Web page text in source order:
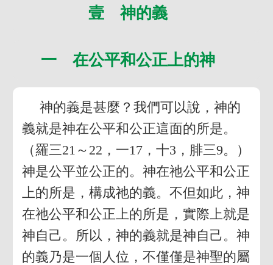
壹 神的義
一 在公平和公正上的神
神的義是甚麼？我們可以說，神的
義就是神在公平和公正這面的所是。
（羅三21～22，一17，十3，腓三9。）
神是公平並公正的。神在祂公平和公正
上的所是，構成祂的義。不但如此，神
在祂公平和公正上的所是，實際上就是
神自己。所以，神的義就是神自己。神
的義乃是一個人位，不僅僅是神聖的屬